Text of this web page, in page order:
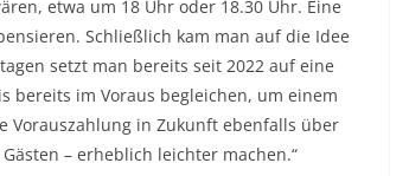
etwa um 18 Uhr oder 18.30 Uhr. Eine
Schließlich kam man auf die Idee
setzt man bereits seit 2022 auf eine
bereits im Voraus begleichen, um einem
Vorauszahlung in Zukunft ebenfalls über
– erheblich leichter machen.“